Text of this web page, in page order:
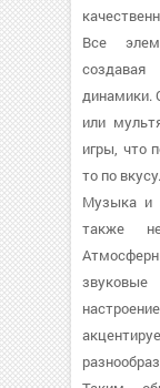
Все
динамики.
или
игры, что
то по вкусу.
Музыка и
также